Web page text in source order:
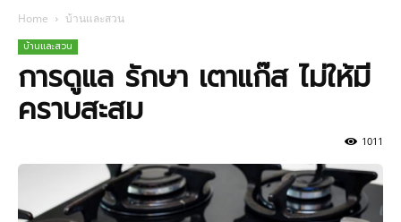
Home บ้านและสวน
บ้านและสวน
การดูแล รักษา เตาแก๊ส ไม่ให้มี
คราบสะสม
1011